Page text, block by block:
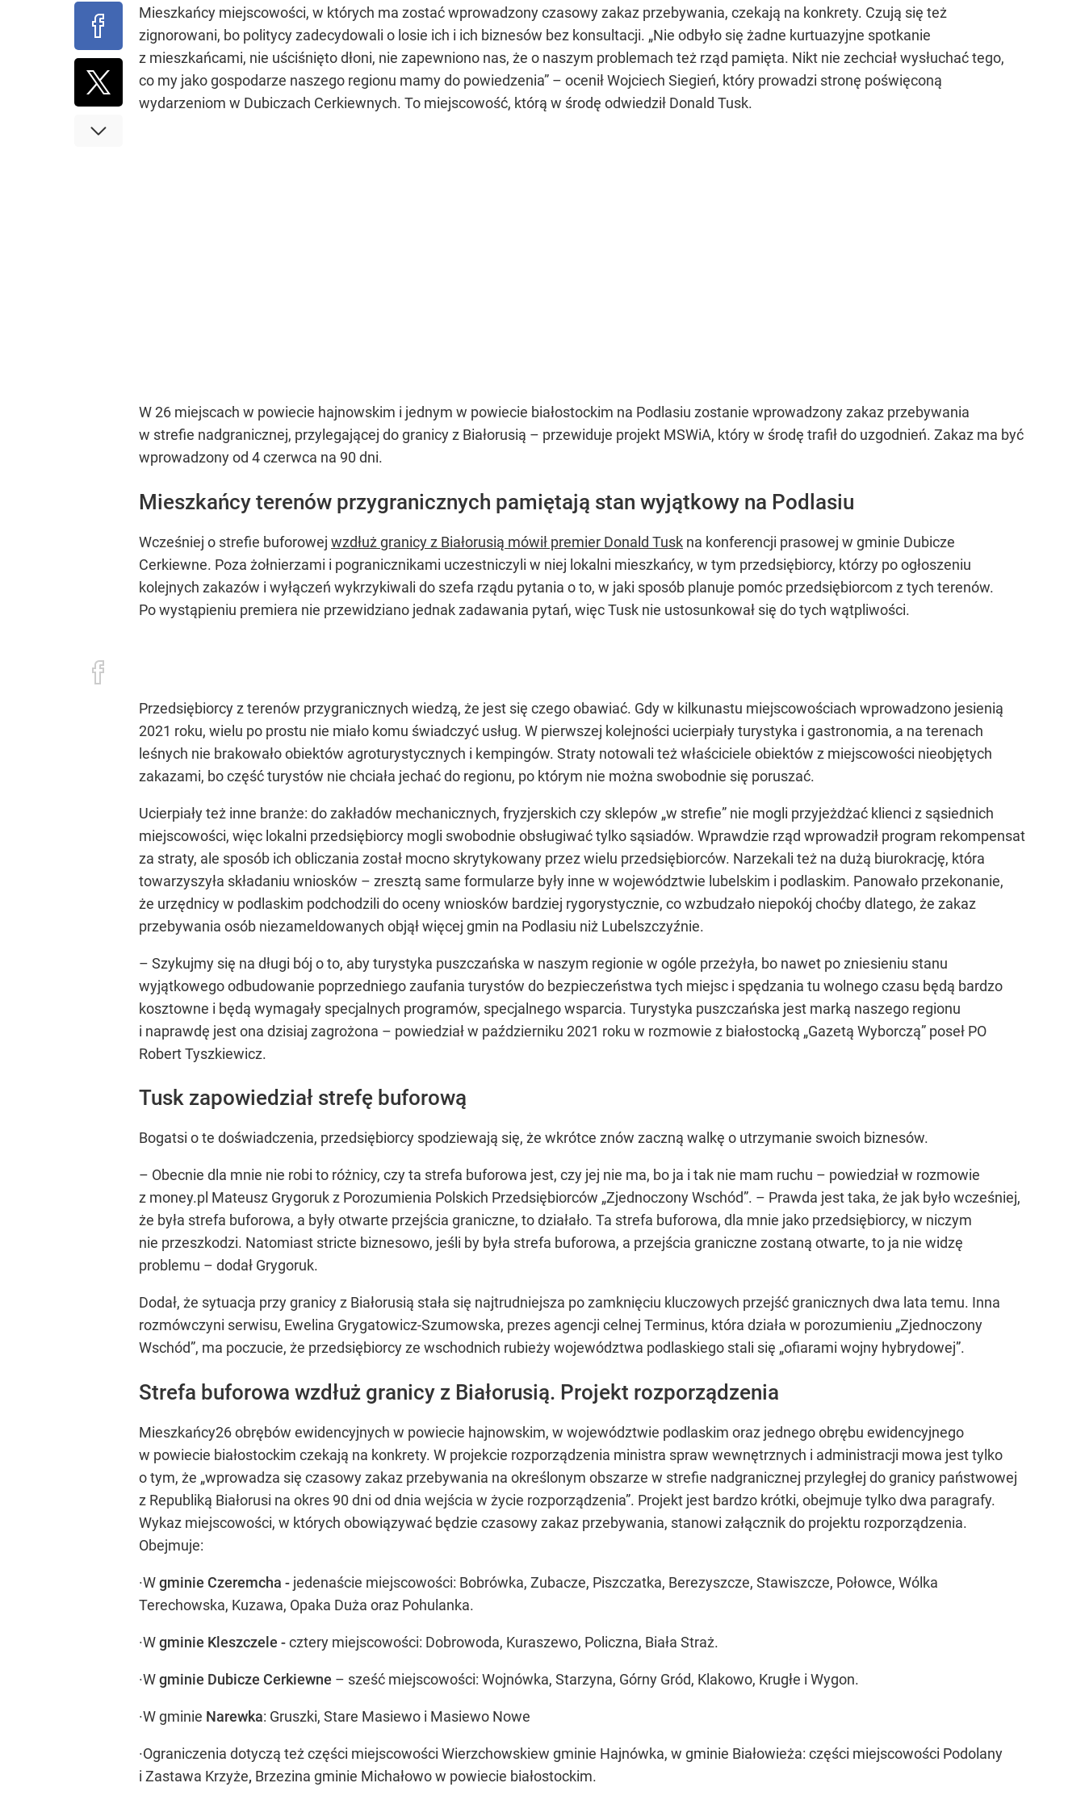
Mieszkańcy miejscowości, w których ma zostać wprowadzony czasowy zakaz przebywania, czekają na konkrety. Czują się też
zignorowani, bo politycy zadecydowali o losie ich i ich biznesów bez konsultacji. „Nie odbyło się żadne kurtuazyjne spotkanie
z mieszkańcami, nie uściśnięto dłoni, nie zapewniono nas, że o naszym problemach też rząd pamięta. Nikt nie zechciał wysłuchać tego,
co my jako gospodarze naszego regionu mamy do powiedzenia” – ocenił Wojciech Siegień, który prowadzi stronę poświęconą
wydarzeniom w Dubiczach Cerkiewnych. To miejscowość, którą w środę odwiedził Donald Tusk.
W 26 miejscach w powiecie hajnowskim i jednym w powiecie białostockim na Podlasiu zostanie wprowadzony zakaz przebywania
w strefie nadgranicznej, przylegającej do granicy z Białorusią – przewiduje projekt MSWiA, który w środę trafił do uzgodnień. Zakaz ma być
wprowadzony od 4 czerwca na 90 dni.
Mieszkańcy terenów przygranicznych pamiętają stan wyjątkowy na Podlasiu
Wcześniej o strefie buforowej wzdłuż granicy z Białorusią mówił premier Donald Tusk na konferencji prasowej w gminie Dubicze
Cerkiewne. Poza żołnierzami i pogranicznikami uczestniczyli w niej lokalni mieszkańcy, w tym przedsiębiorcy, którzy po ogłoszeniu
kolejnych zakazów i wyłączeń wykrzykiwali do szefa rządu pytania o to, w jaki sposób planuje pomóc przedsiębiorcom z tych terenów.
Po wystąpieniu premiera nie przewidziano jednak zadawania pytań, więc Tusk nie ustosunkował się do tych wątpliwości.
Przedsiębiorcy z terenów przygranicznych wiedzą, że jest się czego obawiać. Gdy w kilkunastu miejscowościach wprowadzono jesienią
2021 roku, wielu po prostu nie miało komu świadczyć usług. W pierwszej kolejności ucierpiały turystyka i gastronomia, a na terenach
leśnych nie brakowało obiektów agroturystycznych i kempingów. Straty notowali też właściciele obiektów z miejscowości nieobjętych
zakazami, bo część turystów nie chciała jechać do regionu, po którym nie można swobodnie się poruszać.
Ucierpiały też inne branże: do zakładów mechanicznych, fryzjerskich czy sklepów „w strefie” nie mogli przyjeżdżać klienci z sąsiednich
miejscowości, więc lokalni przedsiębiorcy mogli swobodnie obsługiwać tylko sąsiadów. Wprawdzie rząd wprowadził program rekompensat
za straty, ale sposób ich obliczania został mocno skrytykowany przez wielu przedsiębiorców. Narzekali też na dużą biurokrację, która
towarzyszyła składaniu wniosków – zresztą same formularze były inne w województwie lubelskim i podlaskim. Panowało przekonanie,
że urzędnicy w podlaskim podchodzili do oceny wniosków bardziej rygorystycznie, co wzbudzało niepokój choćby dlatego, że zakaz
przebywania osób niezameldowanych objął więcej gmin na Podlasiu niż Lubelszczyźnie.
– Szykujmy się na długi bój o to, aby turystyka puszczańska w naszym regionie w ogóle przeżyła, bo nawet po zniesieniu stanu
wyjątkowego odbudowanie poprzedniego zaufania turystów do bezpieczeństwa tych miejsc i spędzania tu wolnego czasu będą bardzo
kosztowne i będą wymagały specjalnych programów, specjalnego wsparcia. Turystyka puszczańska jest marką naszego regionu
i naprawdę jest ona dzisiaj zagrożona – powiedział w październiku 2021 roku w rozmowie z białostocką „Gazetą Wyborczą” poseł PO
Robert Tyszkiewicz.
Tusk zapowiedział strefę buforową
Bogatsi o te doświadczenia, przedsiębiorcy spodziewają się, że wkrótce znów zaczną walkę o utrzymanie swoich biznesów.
– Obecnie dla mnie nie robi to różnicy, czy ta strefa buforowa jest, czy jej nie ma, bo ja i tak nie mam ruchu – powiedział w rozmowie
z money.pl Mateusz Grygoruk z Porozumienia Polskich Przedsiębiorców „Zjednoczony Wschód”. – Prawda jest taka, że jak było wcześniej,
że była strefa buforowa, a były otwarte przejścia graniczne, to działało. Ta strefa buforowa, dla mnie jako przedsiębiorcy, w niczym
nie przeszkodzi. Natomiast stricte biznesowo, jeśli by była strefa buforowa, a przejścia graniczne zostaną otwarte, to ja nie widzę
problemu – dodał Grygoruk.
Dodał, że sytuacja przy granicy z Białorusią stała się najtrudniejsza po zamknięciu kluczowych przejść granicznych dwa lata temu. Inna
rozmówczyni serwisu, Ewelina Grygatowicz-Szumowska, prezes agencji celnej Terminus, która działa w porozumieniu „Zjednoczony
Wschód”, ma poczucie, że przedsiębiorcy ze wschodnich rubieży województwa podlaskiego stali się „ofiarami wojny hybrydowej”.
Strefa buforowa wzdłuż granicy z Białorusią. Projekt rozporządzenia
Mieszkańcy26 obrębów ewidencyjnych w powiecie hajnowskim, w województwie podlaskim oraz jednego obrębu ewidencyjnego
w powiecie białostockim czekają na konkrety. W projekcie rozporządzenia ministra spraw wewnętrznych i administracji mowa jest tylko
o tym, że „wprowadza się czasowy zakaz przebywania na określonym obszarze w strefie nadgranicznej przyległej do granicy państwowej
z Republiką Białorusi na okres 90 dni od dnia wejścia w życie rozporządzenia”. Projekt jest bardzo krótki, obejmuje tylko dwa paragrafy.
Wykaz miejscowości, w których obowiązywać będzie czasowy zakaz przebywania, stanowi załącznik do projektu rozporządzenia.
Obejmuje:
·Wgminie Czeremcha - jedenaście miejscowości: Bobrówka, Zubacze, Piszczatka, Berezyszcze, Stawiszcze, Połowce, Wólka
Terechowska, Kuzawa, Opaka Duża oraz Pohulanka.
·Wgminie Kleszczele -cztery miejscowości: Dobrowoda, Kuraszewo, Policzna, Biała Straż.
·Wgminie Dubicze Cerkiewne – sześć miejscowości: Wojnówka, Starzyna, Górny Gród, Klakowo, Krugłe i Wygon.
·W gminie Narewka: Gruszki, Stare Masiewo i Masiewo Nowe
·Ograniczenia dotyczą też części miejscowości Wierzchowskiew gminie Hajnówka, w gminie Białowieża: części miejscowości Podolany
i Zastawa Krzyże, Brzezina gminie Michałowo w powiecie białostockim.